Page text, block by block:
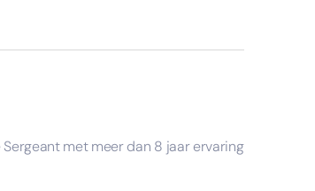
met meer dan 8 jaar ervaring